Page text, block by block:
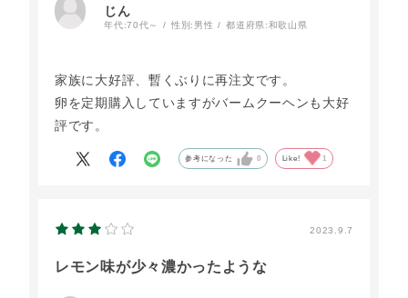
じん
年代:70代～ 性別: 男性 都道府県:和歌山県
家族に大好評、暫くぶりに再注文です。
卵を定期購入していますがバームクーヘンも大好
評です。
参考になった 0 Like! 1
2023.9.7
レモン味が少々濃かったような